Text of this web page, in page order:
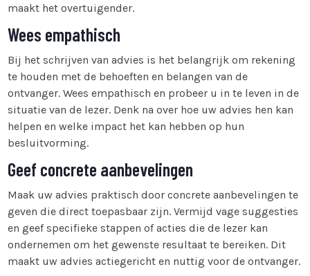
maakt het overtuigender.
Wees empathisch
Bij het schrijven van advies is het belangrijk om rekening
te houden met de behoeften en belangen van de
ontvanger. Wees empathisch en probeer u in te leven in de
situatie van de lezer. Denk na over hoe uw advies hen kan
helpen en welke impact het kan hebben op hun
besluitvorming.
Geef concrete aanbevelingen
Maak uw advies praktisch door concrete aanbevelingen te
geven die direct toepasbaar zijn. Vermijd vage suggesties
en geef specifieke stappen of acties die de lezer kan
ondernemen om het gewenste resultaat te bereiken. Dit
maakt uw advies actiegericht en nuttig voor de ontvanger.